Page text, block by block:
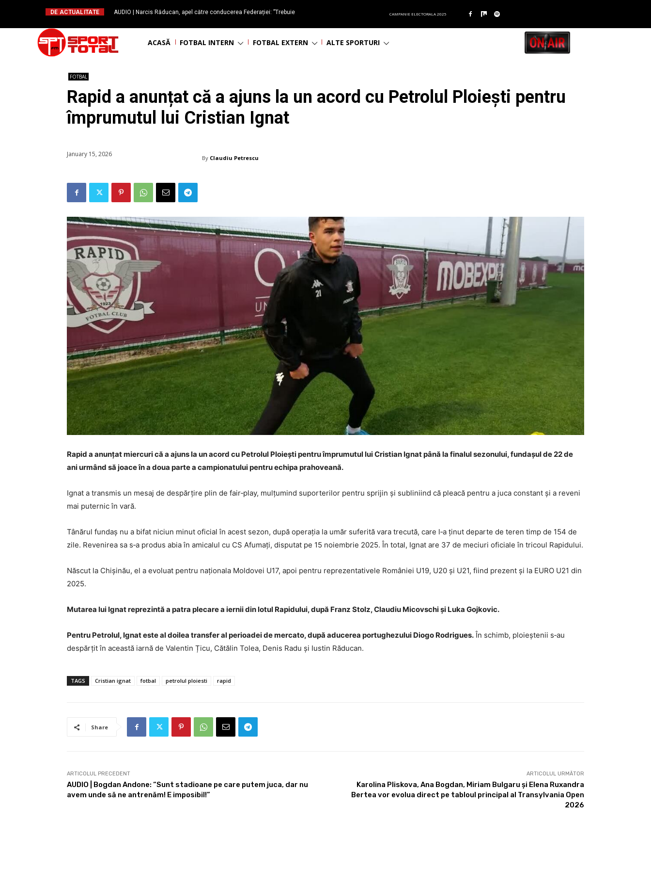
DE ACTUALITATE
AUDIO | Narcis Răducan, apel către conducerea Federației: ”Trebuie
CAMPANIE ELECTORALA 2025
ACASĂ FOTBAL INTERN FOTBAL EXTERN ALTE SPORTURI
FOTBAL
Rapid a anunțat că a ajuns la un acord cu Petrolul Ploiești pentru
împrumutul lui Cristian Ignat
January 15, 2026 By Claudiu Petrescu
Rapid a anunțat miercuri că a ajuns la un acord cu Petrolul Ploiești pentru împrumutul lui Cristian Ignat până la finalul sezonului, fundașul de 22 de
ani urmând să joace în a doua parte a campionatului pentru echipa prahoveană.
Ignat a transmis un mesaj de despărțire plin de fair‑play, mulțumind suporterilor pentru sprijin și subliniind că pleacă pentru a juca constant și a reveni
mai puternic în vară.
Tânărul fundaș nu a bifat niciun minut oficial în acest sezon, după operația la umăr suferită vara trecută, care l‑a ținut departe de teren timp de 154 de
zile. Revenirea sa s‑a produs abia în amicalul cu CS Afumați, disputat pe 15 noiembrie 2025. În total, Ignat are 37 de meciuri oficiale în tricoul Rapidului.
Născut la Chișinău, el a evoluat pentru naționala Moldovei U17, apoi pentru reprezentativele României U19, U20 și U21, fiind prezent și la EURO U21 din
2025.
Mutarea lui Ignat reprezintă a patra plecare a iernii din lotul Rapidului, după Franz Stolz, Claudiu Micovschi și Luka Gojkovic.
Pentru Petrolul, Ignat este al doilea transfer al perioadei de mercato, după aducerea portughezului Diogo Rodrigues. În schimb, ploieștenii s‑au
despărțit în această iarnă de Valentin Țicu, Cătălin Tolea, Denis Radu și Iustin Răducan.
TAGS Cristian ignat fotbal petrolul ploiesti rapid
Share
ARTICOLUL PRECEDENT
AUDIO | Bogdan Andone: “Sunt stadioane pe care putem juca, dar nu
avem unde să ne antrenăm! E imposibil!”
ARTICOLUL URMĂTOR
Karolina Pliskova, Ana Bogdan, Miriam Bulgaru și Elena Ruxandra
Bertea vor evolua direct pe tabloul principal al Transylvania Open
2026